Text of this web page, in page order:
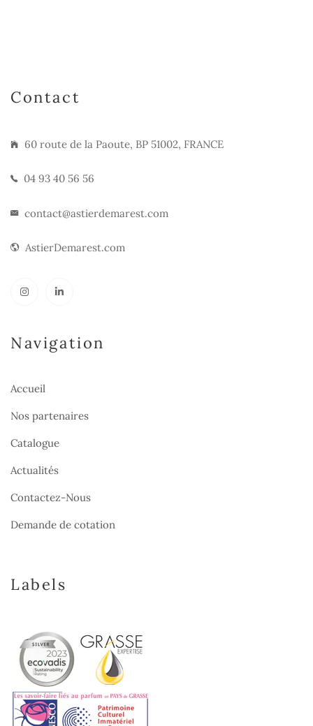
Contact
60 route de la Paoute, BP 51002, FRANCE
04 93 40 56 56
contact@astierdemarest.com
AstierDemarest.com
Navigation
Accueil
Nos partenaires
Catalogue
Actualités
Contactez-Nous
Demande de cotation
Labels